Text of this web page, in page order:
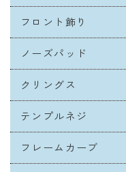
フロント飾り
ノーズパッド
クリングス
テンプルネジ
フレームカーブ